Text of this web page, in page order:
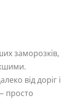
заморозків,
від доріг і
просто